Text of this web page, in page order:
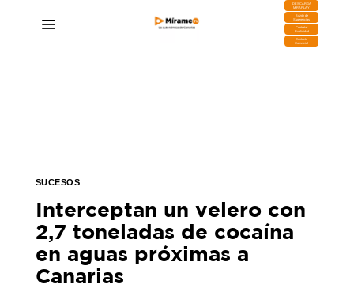
DESCARGA
MIRAPLAY
Buzón de
Sugerencias
Contratar
Publicidad
Contacto
Comercial
SUCESOS
Interceptan un velero con
2,7 toneladas de cocaína
en aguas próximas a
Canarias